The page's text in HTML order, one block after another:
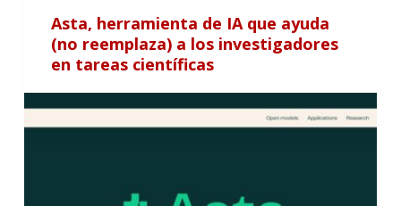
Asta, herramienta de IA que ayuda
(no reemplaza) a los investigadores
en tareas científicas